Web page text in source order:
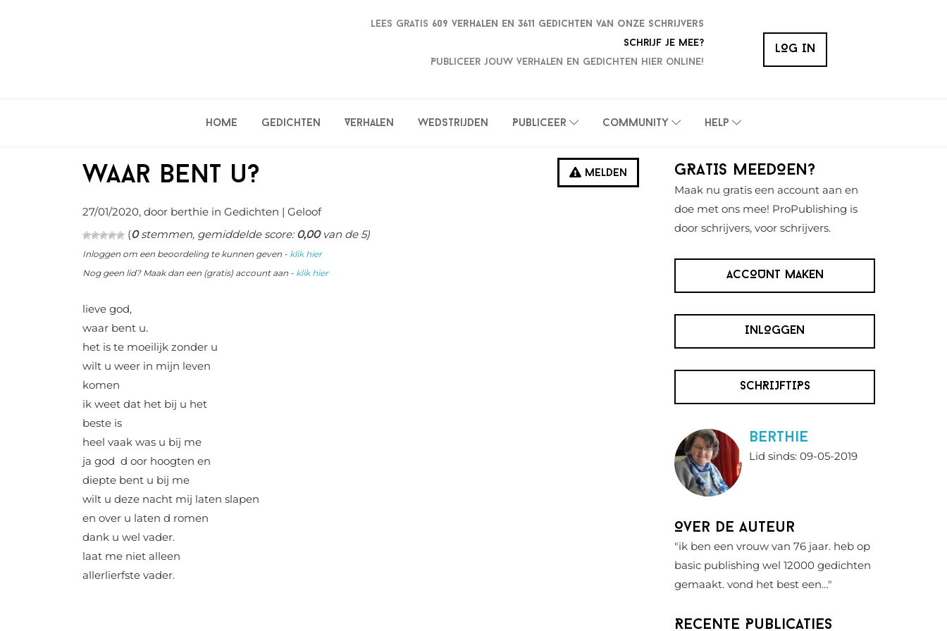
Lees gratis 609 verhalen en 3611 gedichten van onze schrijvers
Schrijf je mee?
Publiceer jouw verhalen en gedichten hier online!
LOG IN
Home Gedichten Verhalen Wedstrijden Publiceer Community Help
Melden
waar bent u?
27/01/2020, door berthie in Gedichten | Geloof
(0stemmen, gemiddelde score:0,00van de 5)
Inloggen om een beoordeling te kunnen geven - klik hier
Nog geen lid? Maak dan een (gratis) account aan - klik hier
lieve god,
waar bent u.
het is te moeilijk zonder u
wilt u weer in mijn leven
komen
ik weet dat het bij u het
beste is
heel vaak was u bij me
ja god d oor hoogten en
diepte bent u bij me
wilt u deze nacht mij laten slapen
en over u laten d romen
dank u wel vader.
laat me niet alleen
allerlierfste vader.
Primaire
Sidebar
GRATIS MEEDOEN?
Maak nu gratis een account aan en
doe met ons mee! ProPublishing is
door schrijvers, voor schrijvers.
ACCOUNT MAKEN
INLOGGEN
SCHRIJFTIPS
berthie
Lid sinds: 09-05-2019
Over de auteur
"ik ben een vrouw van 76 jaar. heb op
basic publishing wel 12000 gedichten
gemaakt. vond het best een…"
Recente Publicaties